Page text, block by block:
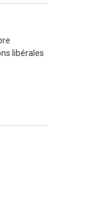
libérales
et
récent,